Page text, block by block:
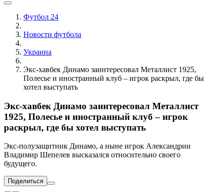
Футбол 24
Новости футбола
Украина
Экс-хавбек Динамо заинтересовал Металлист 1925,
Полесье и иностранный клуб – игрок раскрыл, где бы
хотел выступать
Экс-хавбек Динамо заинтересовал Металлист
1925, Полесье и иностранный клуб – игрок
раскрыл, где бы хотел выступать
Экс-полузащитник Динамо, а ныне игрок Александрии
Владимир Шепелев высказался относительно своего
будущего.
Поделиться